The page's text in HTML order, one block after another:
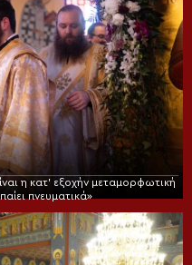
η κατ’ εξοχήν μεταμορφωτική
πνευματικά»